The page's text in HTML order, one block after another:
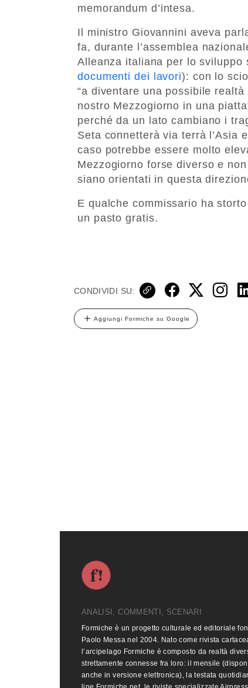
memorandum d’intesa.
Il ministro Giovannini aveva
fa, durante l’assemblea
Alleanza italiana per lo sviluppo
documenti dei lavori): con lo
“a diventare una possibile
nostro Mezzogiorno in una
perché da un lato cambiano i
Seta connetterà via terrà l’Asia
caso potrebbe essere molto
Mezzogiorno forse diverso e
siano orientati in questa
E qualche commissario ha
un pasto gratis.
CONDIVIDI SU:
Aggiungi Formiche su Google
ANALISI, COMMENTI, SCENARI
Formiche è un progetto culturale ed editoriale
Paolo Messa nel 2004. Nato come rivista
l’arcipelago Formiche è composto da realtà
strettamente connesse fra loro: il mensile
anche in versione elettronica), la testata